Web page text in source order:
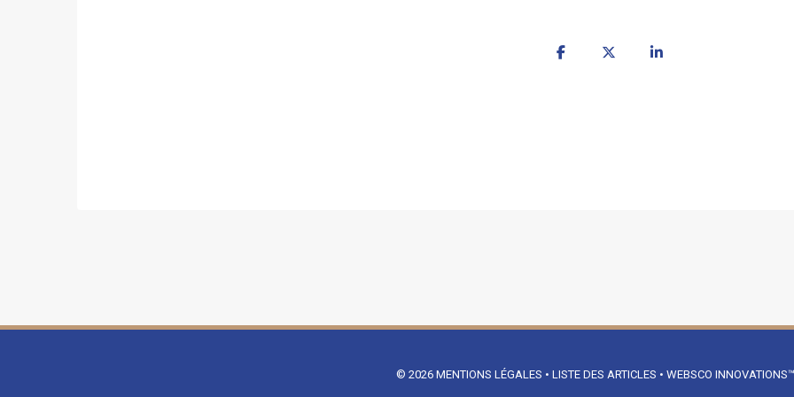
© 2026 MENTIONS LÉGALES • LISTE DES ARTICLES • WEBSCO INNOVATIONS™